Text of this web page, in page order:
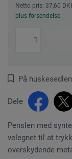
Netto pris: 37,60
plus forsendelse
På huskesedlen
Dele
Penslen med
velegnet til at
overskydende